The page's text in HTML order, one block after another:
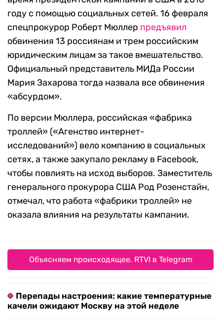
году с помощью социальных сетей. 16 февраля
спецпрокурор Роберт Мюллер предъявил
обвинения 13 россиянам и трем российским
юридическим лицам за такое вмешательство.
Официальный представитель МИДа России
Мария Захарова тогда назвала все обвинения
«абсурдом».
По версии Мюллера, российская «фабрика
троллей» («Агенство интернет-
исследований») вело компанию в социальных
сетях, а также закупало рекламу в Facebook,
чтобы повлиять на исход выборов. Заместитель
генерального прокурора США Род Розенстайн,
отмечал, что работа «фабрики троллей» не
оказала влияния на результаты кампании.
Объясняем происходящее. RTVI в Telegram
Перепады настроения: какие температурные
качели ожидают Москву на этой неделе